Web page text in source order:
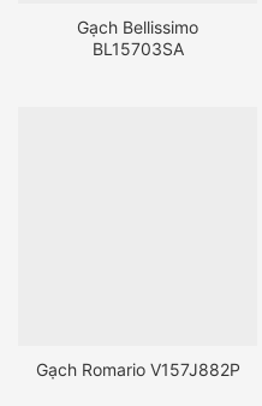
Gạch Bellissimo
BL15703SA
Gạch Romario V157J882P